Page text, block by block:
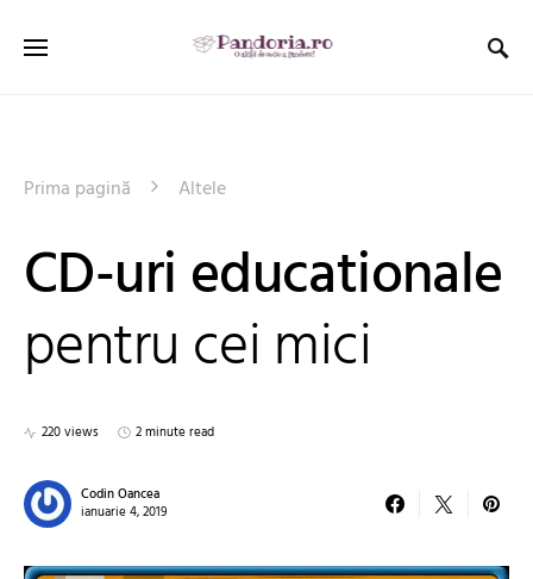
Prima pagină Altele
CD-uri educationale
pentru cei mici
220 views 2 minute read
Codin Oancea
ianuarie 4, 2019